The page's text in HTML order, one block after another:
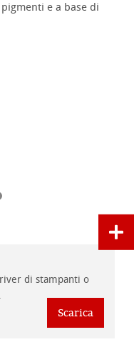
e a base di
di stampanti o
Scarica